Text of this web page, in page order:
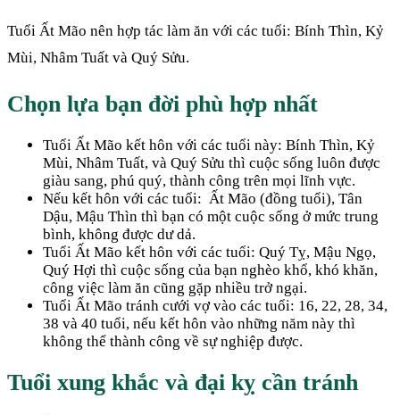
Tuổi Ất Mão nên hợp tác làm ăn với các tuổi: Bính Thìn, Kỷ
Mùi, Nhâm Tuất và Quý Sửu.
Chọn lựa bạn đời phù hợp nhất
Tuổi Ất Mão kết hôn với các tuổi này: Bính Thìn, Kỷ
Mùi, Nhâm Tuất, và Quý Sửu thì cuộc sống luôn được
giàu sang, phú quý, thành công trên mọi lĩnh vực.
Nếu kết hôn với các tuổi: Ất Mão (đồng tuổi), Tân
Dậu, Mậu Thìn thì bạn có một cuộc sống ở mức trung
bình, không được dư dả.
Tuổi Ất Mão kết hôn với các tuổi: Quý Tỵ, Mậu Ngọ,
Quý Hợi thì cuộc sống của bạn nghèo khổ, khó khăn,
công việc làm ăn cũng gặp nhiều trở ngại.
Tuổi Ất Mão tránh cưới vợ vào các tuổi: 16, 22, 28, 34,
38 và 40 tuổi, nếu kết hôn vào những năm này thì
không thể thành công về sự nghiệp được.
Tuổi xung khắc và đại kỵ cần tránh